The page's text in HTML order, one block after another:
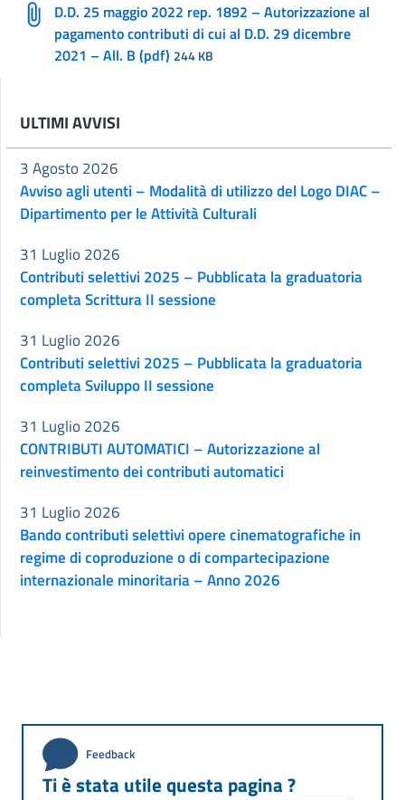
D.D. 25 maggio 2022 rep. 1892 – Autorizzazione al
pagamento contributi di cui al D.D. 29 dicembre
2021 – All. B (pdf) 244 KB
ULTIMI AVVISI
Avviso agli utenti – Modalità di utilizzo del Logo DIAC –
Dipartimento per le Attività Culturali
3 Agosto 2026
Contributi selettivi 2025 – Pubblicata la graduatoria
completa Scrittura II sessione
31 Luglio 2026
Contributi selettivi 2025 – Pubblicata la graduatoria
completa Sviluppo II sessione
31 Luglio 2026
CONTRIBUTI AUTOMATICI – Autorizzazione al
reinvestimento dei contributi automatici
31 Luglio 2026
Bando contributi selettivi opere cinematografiche in
regime di coproduzione o di compartecipazione
internazionale minoritaria – Anno 2026
31 Luglio 2026
Feedback
Ti è stata utile questa pagina ?